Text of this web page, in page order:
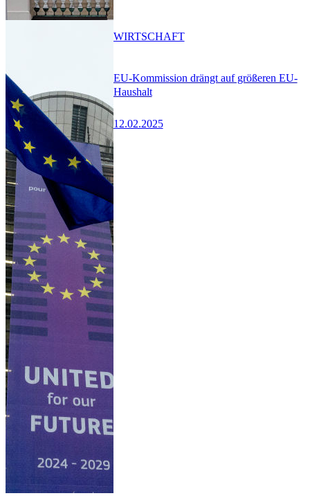
EU-Kommission drängt auf größeren EU-
Haushalt
12.02.2025
WIRTSCHAFT